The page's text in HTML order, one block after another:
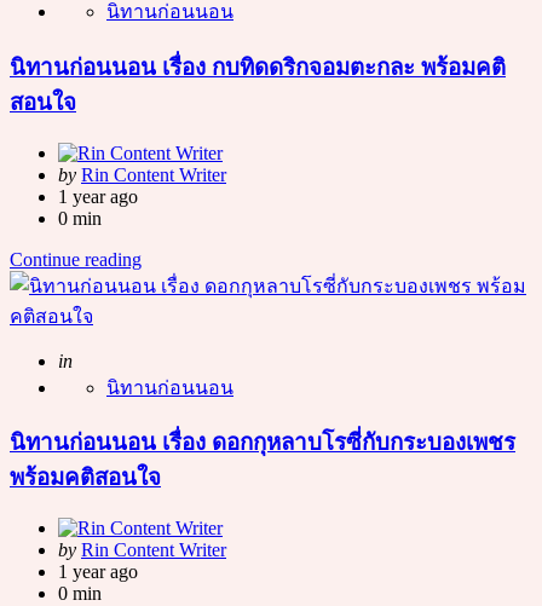
นิทานก่อนนอน
นิทานก่อนนอน เรื่อง กบทิดดริกจอมตะกละ พร้อมคติ
สอนใจ
Posted
by
by Rin Content Writer
1 year ago
0 min
Continue reading
Posted
in
นิทานก่อนนอน
นิทานก่อนนอน เรื่อง ดอกกุหลาบโรซี่กับกระบองเพชร
พร้อมคติสอนใจ
Posted
by
by Rin Content Writer
1 year ago
0 min